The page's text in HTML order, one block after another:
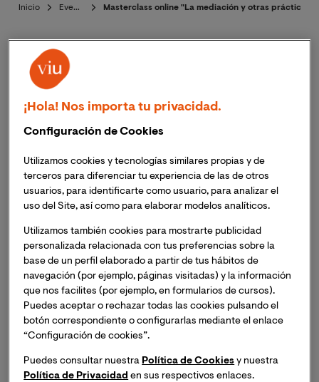
Inicio Eventos Masterclass online "La mediación y otras prácticas
Presentación
Publicado:01/03/2023|Actualizado:
El próximo 5 de abril de 2023, a las 18:00h (hora España
peninsular) ;
, tendrá lugar la
restaurativas: el círculo y la conferencia".Inscripción
necesaria. Recibirás el mismo día del evento un
enlace para acceder a la sesión online.
La mediación escolar ha abierto las puertas a otros
modos de entender la justicia en las aulas. En esta
sesión expondremos, principalmente, los presupuestos
de las prácticas restaurativas y su relación directa con
los sistemas de mediación.
¡Hola! Nos importa tu privacidad.
Configuración de Cookies
Utilizamos cookies y tecnologías similares propias y de
terceros para diferenciar tu experiencia de las de otros
usuarios, para identificarte como usuario, para analizar el
uso del Site, así como para elaborar modelos analíticos.
Utilizamos también cookies para mostrarte publicidad
personalizada relacionada con tus preferencias sobre la
base de un perfil elaborado a partir de tus hábitos de
navegación (por ejemplo, páginas visitadas) y la información
que nos facilites (por ejemplo, en formularios de cursos).
Puedes aceptar o rechazar todas las cookies pulsando el
botón correspondiente o configurarlas mediante el enlace
“Configuración de cookies”.
Puedes consultar nuestra Política de Cookies y nuestra
Política de Privacidad en sus respectivos enlaces.